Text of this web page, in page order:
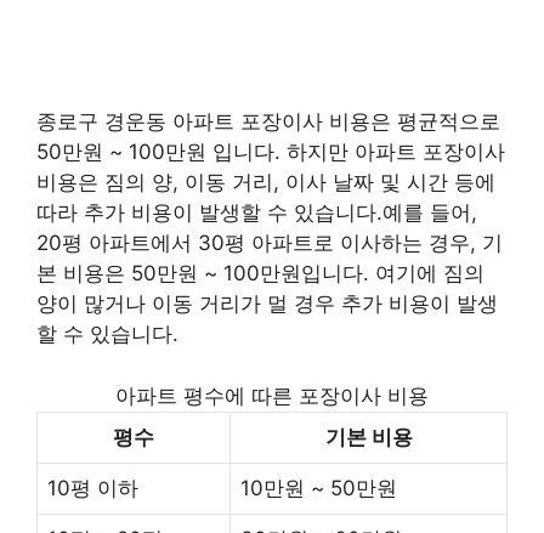
종로구 경운동 아파트 포장이사 비용은 평균적으로
50만원 ~ 100만원 입니다. 하지만 아파트 포장이사
비용은 짐의 양, 이동 거리, 이사 날짜 및 시간 등에
따라 추가 비용이 발생할 수 있습니다.예를 들어,
20평 아파트에서 30평 아파트로 이사하는 경우, 기
본 비용은 50만원 ~ 100만원입니다. 여기에 짐의
양이 많거나 이동 거리가 멀 경우 추가 비용이 발생
할 수 있습니다.
아파트 평수에 따른 포장이사 비용
평수
기본 비용
10평 이하 10만원 ~ 50만원